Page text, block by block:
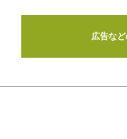
広告な